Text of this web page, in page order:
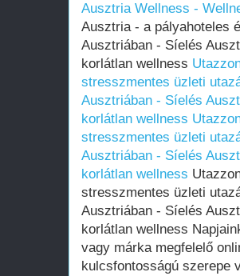
Ausztria Wellness -
Ausztria - a pályahoteles
Ausztriában - Síelés
korlátlan wellness
stresszmentes üzleti
Ausztriában - Síelés
korlátlan wellness
stresszmentes üzleti
Ausztriában - Síelés
korlátlan wellness
stresszmentes üzleti
Ausztriában - Síelés
korlátlan wellness
vagy márka megfelelő
kulcsfontosságú szerepe